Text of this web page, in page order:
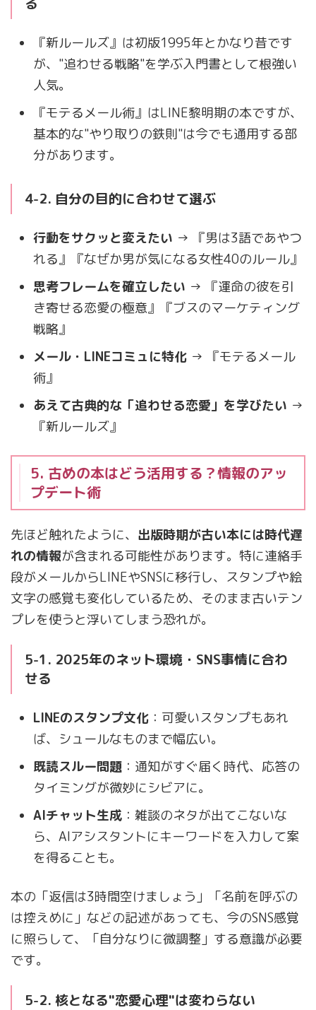
『新ルールズ』は初版1995年とかなり昔です
が、"追わせる戦略"を学ぶ入門書として根強い
人気。
『モテるメール術』はLINE黎明期の本ですが、
基本的な"やり取りの鉄則"は今でも通用する部
分があります。
4-2. 自分の目的に合わせて選ぶ
行動をサクッと変えたい → 『男は3語であやつ
れる』『なぜか男が気になる女性40のルール』
思考フレームを確立したい → 『運命の彼を引
き寄せる恋愛の極意』『ブスのマーケティング
戦略』
メール・LINEコミュに特化 → 『モテるメール
術』
あえて古典的な「追わせる恋愛」を学びたい →
『新ルールズ』
5. 古めの本はどう活用する？情報のアッ
プデート術
先ほど触れたように、 出版時期が古い本には時代遅
れの情報が含まれる可能性があります。特に連絡手
段がメールからLINEやSNSに移行し、スタンプや絵
文字の感覚も変化しているため、そのまま古いテン
プレを使うと浮いてしまう恐れが。
5-1. 2025年のネット環境・SNS事情に合わ
せる
LINEのスタンプ文化 ：可愛いスタンプもあれ
ば、シュールなものまで幅広い。
既読スルー問題 ：通知がすぐ届く時代、応答の
タイミングが微妙にシビアに。
AIチャット生成 ：雑談のネタが出てこないな
ら、AIアシスタントにキーワードを入力して案
を得ることも。
本の「返信は3時間空けましょう」「名前を呼ぶの
は控えめに」などの記述があっても、今のSNS感覚
に照らして、「自分なりに微調整」する意識が必要
です。
5-2. 核となる"恋愛心理"は変わらない